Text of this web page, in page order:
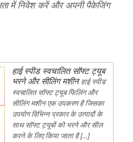
में निवेश करें और अपनी पैकेजिंग
हाई स्पीड स्वचालित सॉफ्ट ट्यूब
भरने और सीलिंग मशीन हाई स्पीड
स्वचालित सॉफ्ट ट्यूब फिलिंग और
सीलिंग मशीन एक उपकरण है जिसका
उपयोग विभिन्न प्रकार के उत्पादों के
साथ सॉफ्ट ट्यूबों को भरने और सील
करने के लिए किया जाता है […]